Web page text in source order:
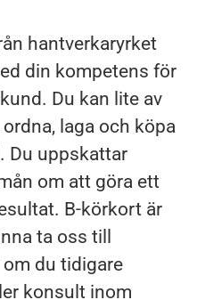
hantverkaryrket
din kompetens för
Du kan lite av
laga och köpa
Du uppskattar
om att göra ett
B-körkort är
ta oss till
du tidigare
konsult inom